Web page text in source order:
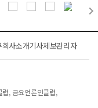
회사소개기사제보관리자
, 금요언론인클럽,